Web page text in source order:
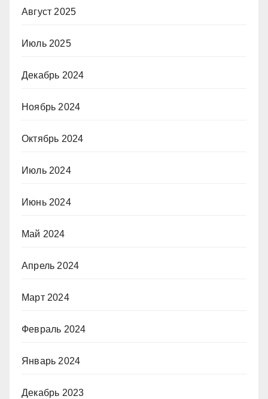
Август 2025
Июль 2025
Декабрь 2024
Ноябрь 2024
Октябрь 2024
Июль 2024
Июнь 2024
Май 2024
Апрель 2024
Март 2024
Февраль 2024
Январь 2024
Декабрь 2023